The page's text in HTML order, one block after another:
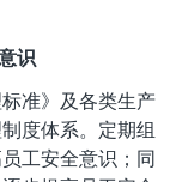
识
准》及各类生产
度体系。定期组
工安全意识；同